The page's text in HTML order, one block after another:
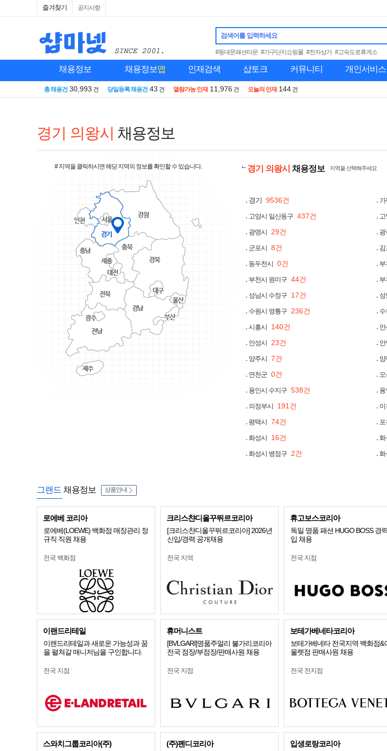
즐겨찾기 공지사항
검색어를 입력하세요
#동대문패션타운 #가구단지쇼핑몰 #전자상가 #고속도로휴게소
채용정보 채용정보맵 인재검색 샵토크 커뮤니티 개인서비스
총 채용건 30,993 건 당일등록 채용건 43 건 열람가능 인재 11,976 건 오늘의 인재 144 건
경기 의왕시 채용정보
# 지역을 클릭하시면 해당 지역의 정보를 확인할 수 있습니다. 경기 의왕시 채용정보 지역을 선택해주세요
경기 9536건 가
고양시 일산동구 437건
광명시 29건 광
군포시 8건 김
동두천시 0건
부천시 원미구 44건 부
성남시 수정구 17건
수원시 영통구 236건
시흥시 140건
안성시 23건
양주시 7건 양
연천군 0건 오
용인시 수지구 538건
의정부시 191건 이
평택시 74건 포
화성시 16건 화
화성시 병점구 2건 화
그랜드 채용정보 상품안내
로에베 코리아
로에베(LOEWE) 백화점 매장관리 정
규직 직원 채용
전국 백화점
크리스챤디올꾸뛰르코리아
[크리스챤디올꾸뛰르코리아] 2026년
신입/경력 공개채용
전국 지역
휴고보스코리아
독일 명품 패션 HUGO BOSS 경
입 채용
전국 지점
이랜드리테일
이랜드리테일과 새로운 가능성과 꿈
을 펼쳐갈 매니저님을 구인합니다.
전국 지점
휴머니스트
[BVLGARI]명품주얼리 불가리코리아
전국 점장/부점장/판매사원 채용
전국 지점
보테가베네타코리아
보테가베네타 전국지역 백화점&
울렛점 판매사원 채용
전국 전지점
스와치그룹코리아(주) (주)펜디코리아 입생로랑코리아